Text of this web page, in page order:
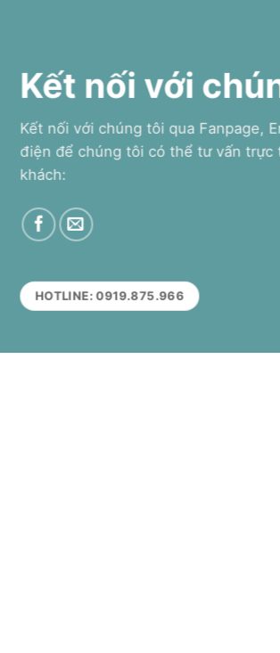
Kết nối với
Kết nối với chúng tôi qua Fanpage,
điện để chúng tôi có thể tư vấn trực
khách:
HOTLINE: 0919.875.966